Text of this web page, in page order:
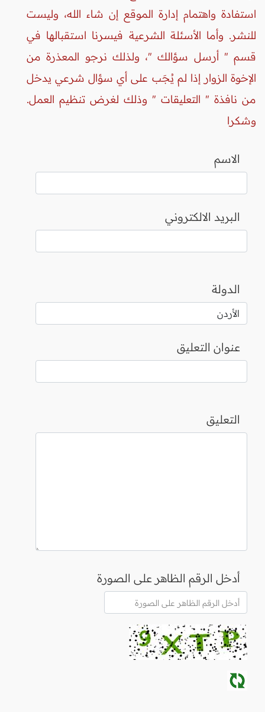
استفادة واهتمام إدارة الموقع إن شاء الله، وليست
للنشر. وأما الأسئلة الشرعية فيسرنا استقبالها في
قسم " أرسل سؤالك "، ولذلك نرجو المعذرة من
الإخوة الزوار إذا لم يُجَب على أي سؤال شرعي يدخل
من نافذة " التعليقات " وذلك لغرض تنظيم العمل.
وشكرا
الاسم
البريد الالكتروني
الدولة
عنوان التعليق
التعليق
أدخل الرقم الظاهر على الصورة